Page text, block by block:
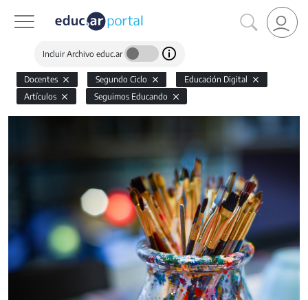
Incluir Archivo educ.ar
Docentes Segundo Ciclo
Educación Digital
Artículos
Seguimos Educando